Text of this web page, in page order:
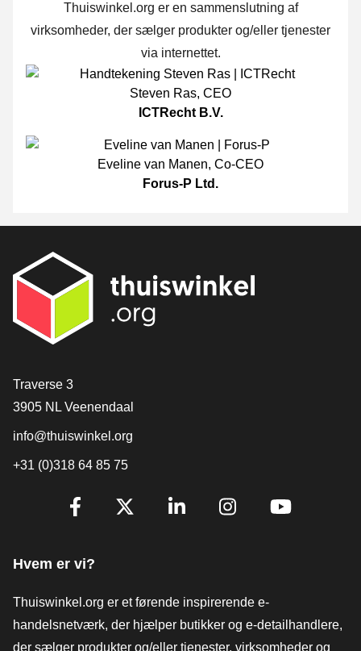
Thuiswinkel.org er en sammenslutning af
virksomheder, der sælger produkter og/eller tjenester
via internettet.
Steven Ras, CEO
ICTRecht B.V.
Eveline van Manen, Co-CEO
Forus-P Ltd.
[_General:Contact]
Traverse 3
3905 NL Veenendaal
info@thuiswinkel.org
+31 (0)318 64 85 75
[_General:SocialMediaTitle]
Hvem er vi?
Thuiswinkel.org er et førende inspirerende e-
handelsnetværk, der hjælper butikker og e-detailhandlere,
der sælger produkter og/eller tjenester, virksomheder og